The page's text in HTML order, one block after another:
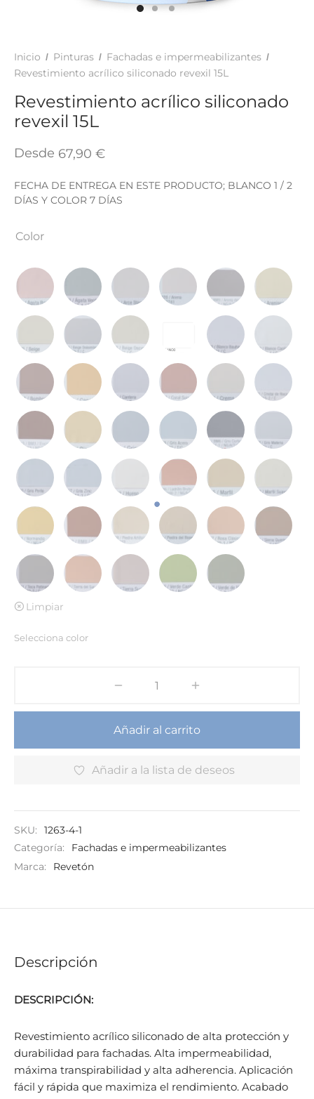
Inicio / Pinturas / Fachadas e impermeabilizantes /
Revestimiento acrílico siliconado revexil 15L
Revestimiento acrílico siliconado
revexil 15L
Desde 67,90 €
FECHA DE ENTREGA EN ESTE PRODUCTO; BLANCO 1 / 2
DÍAS Y COLOR 7 DÍAS
Color
Limpiar
Selecciona color
Añadir al carrito
Añadir a la lista de deseos
SKU:
1263-4-1
Categoría:
Fachadas e impermeabilizantes
Marca:
Revetón
Descripción
DESCRIPCIÓN:
Revestimiento acrílico siliconado de alta protección y
durabilidad para fachadas. Alta impermeabilidad,
máxima transpirabilidad y alta adherencia. Aplicación
fácil y rápida que maximiza el rendimiento. Acabado
TINTES Y MANUALIDADES